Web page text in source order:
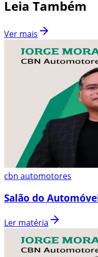
Leia Também
Ver mais
cbn automotores
Salão do
Ler matéria